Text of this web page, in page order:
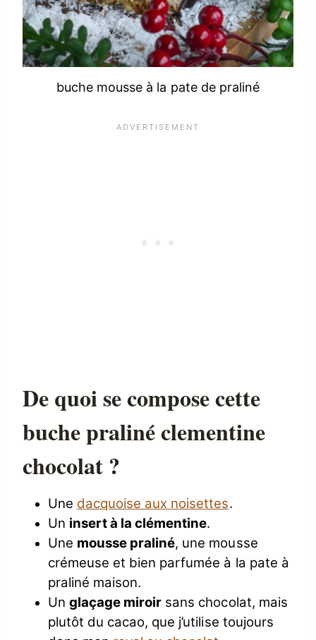
buche mousse à la pate de praliné
De quoi se compose cette
buche praliné clementine
chocolat ?
Une dacquoise aux noisettes.
Un insert à la clémentine.
Une mousse praliné, une mousse
crémeuse et bien parfumée à la pate à
praliné maison.
Unglaçage miroir sans chocolat, mais
plutôt du cacao, que j’utilise toujours